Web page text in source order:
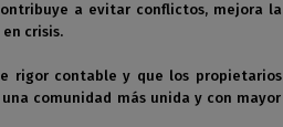
a evitar conflictos, mejora la
crisis.
rigor contable y que los propietarios
comunidad más unida y con mayor